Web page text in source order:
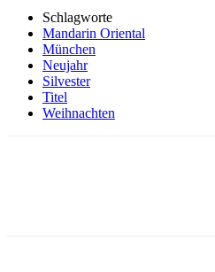
Schlagworte
Mandarin Oriental
München
Neujahr
Silvester
Titel
Weihnachten